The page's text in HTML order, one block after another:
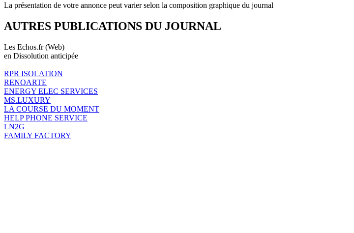
La présentation de votre annonce peut varier selon la composition graphique du journal
AUTRES PUBLICATIONS DU JOURNAL
Les Echos.fr (Web)
en Dissolution anticipée
RPR ISOLATION
RENOARTE
ENERGY ELEC SERVICES
MS.LUXURY
LA COURSE DU MOMENT
HELP PHONE SERVICE
LN2G
FAMILY FACTORY